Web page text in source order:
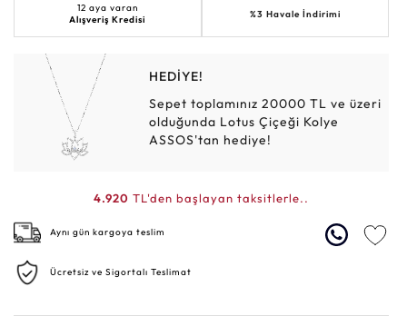
12 aya varan
Alışveriş Kredisi
%3 Havale İndirimi
HEDİYE!
Sepet toplamınız 20000 TL ve üzeri
olduğunda Lotus Çiçeği Kolye
ASSOS'tan hediye!
4.920 TL'den başlayan taksitlerle..
Aynı gün kargoya teslim
Ücretsiz ve Sigortalı Teslimat